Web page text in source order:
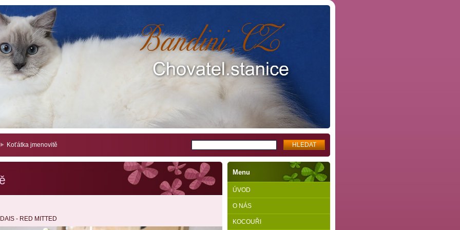
Koťátka jmenovitě
- RED MITTED
Menu
ÚVOD
O NÁS
KOCOUŘI